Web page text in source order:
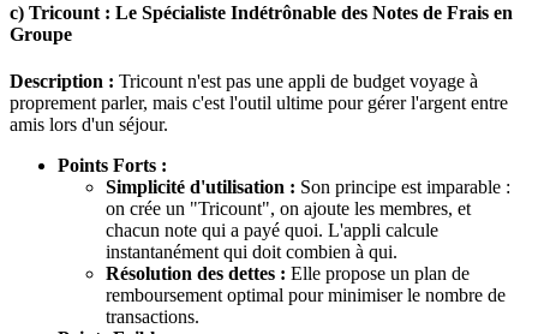
c) Tricount : Le Spécialiste Indétrônable des Notes de Frais en
Groupe
Description : Tricount n'est pas une appli de budget voyage à
proprement parler, mais c'est l'outil ultime pour gérer l'argent entre
amis lors d'un séjour.
Points Forts :
Simplicité d'utilisation : Son principe est imparable :
on crée un "Tricount", on ajoute les membres, et
chacun note qui a payé quoi. L'appli calcule
instantanément qui doit combien à qui.
Résolution des dettes : Elle propose un plan de
remboursement optimal pour minimiser le nombre de
transactions.